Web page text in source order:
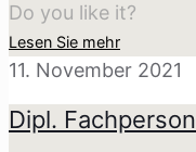
Do you like it?
Lesen Sie mehr
11. November 2021
Dipl.